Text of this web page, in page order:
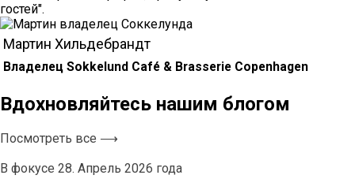
гостей".
Мартин Хильдебрандт
Владелец Sokkelund Café & Brasserie Copenhagen
Вдохновляйтесь нашим блогом
Посмотреть все ⟶
В фокусе 28. Апрель 2026 года